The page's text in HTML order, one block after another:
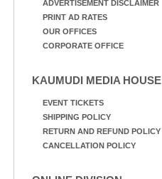
ADVERTISEMENT DISCLAIMER
PRINT AD RATES
OUR OFFICES
CORPORATE OFFICE
KAUMUDI MEDIA HOUSE
EVENT TICKETS
SHIPPING POLICY
RETURN AND REFUND POLICY
CANCELLATION POLICY